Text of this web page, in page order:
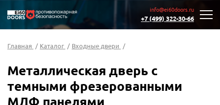
info@ei60doors.ru
+7 (499) 322-30-66
Главная / Каталог / Входные двери /
Металлическая дверь с
темными фрезерованными
МДФ панелями